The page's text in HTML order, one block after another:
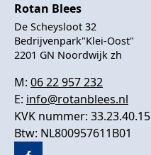
Rotan Blees
De Scheysloot 32
Bedrijvenpark"Klei-Oost"
2201 GN Noordwijk zh
M: 06 22 957 232
E: info@rotanblees.nl
KVK nummer: 33.23.40.15
Btw: NL800957611B01